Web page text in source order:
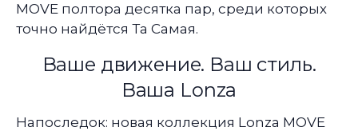
MOVE полтора десятка пар, среди которых
точно найдётся Та Самая.
Ваше движение. Ваш стиль.
Ваша Lonza
Напоследок: новая коллекция Lonza MOVE